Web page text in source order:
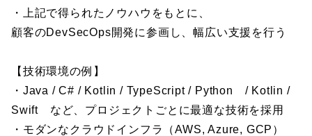
・上記で得られたノウハウをもとに、
顧客のDevSecOps開発に参画し、幅広い支援を行う
【技術環境の例】
・Java / C# / Kotlin / TypeScript / Python / Kotlin /
Swift など、プロジェクトごとに最適な技術を採用
・モダンなクラウドインフラ（AWS, Azure, GCP）